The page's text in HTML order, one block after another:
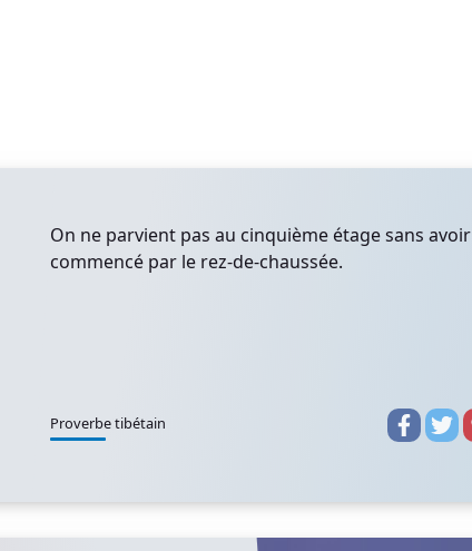
On ne parvient pas au cinquième étage sans avoir
commencé par le rez-de-chaussée.
Proverbe tibétain